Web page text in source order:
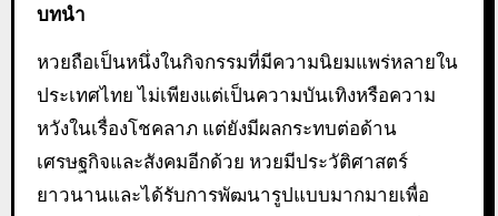
บทนำ
หวยถือเป็นหนึ่งในกิจกรรมที่มีความนิยมแพร่หลายใน
ประเทศไทย ไม่เพียงแต่เป็นความบันเทิงหรือความ
หวังในเรื่องโชคลาภ แต่ยังมีผลกระทบต่อด้าน
เศรษฐกิจและสังคมอีกด้วย หวยมีประวัติศาสตร์
ยาวนานและได้รับการพัฒนารูปแบบมากมายเพื่อ